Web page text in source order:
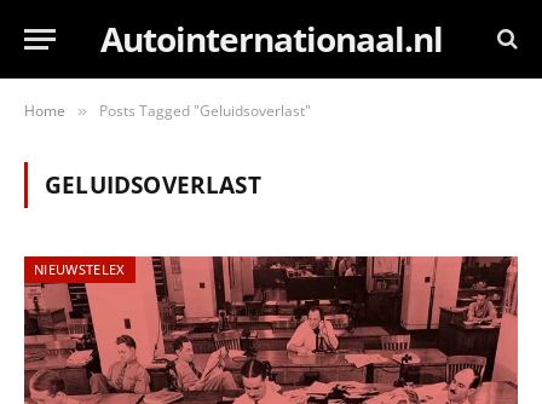
Autointernationaal.nl
Home » Posts Tagged "Geluidsoverlast"
GELUIDSOVERLAST
NIEUWSTELEX